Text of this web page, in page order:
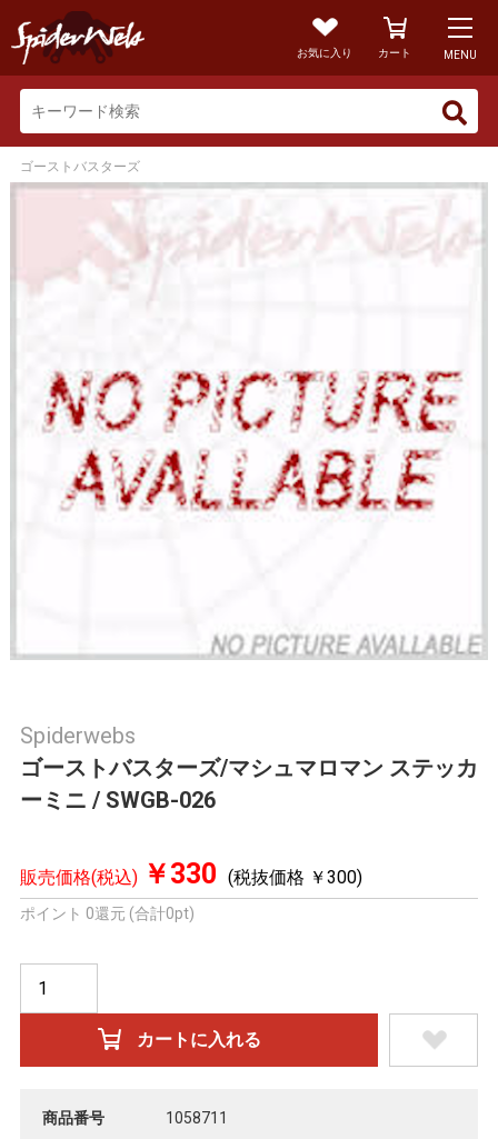
お気に入り カート MENU
ゴーストバスターズ
Spiderwebs
ゴーストバスターズ/マシュマロマン ステッカ
ーミニ / SWGB-026
販売価格(税込) ￥330 (税抜価格 ￥300)
ポイント 0還元 (合計0pt)
商品番号
1058711